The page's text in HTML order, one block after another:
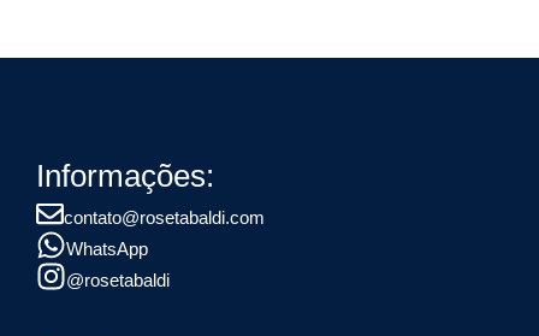
Informações:
contato@rosetabaldi.com
WhatsApp
@rosetabaldi